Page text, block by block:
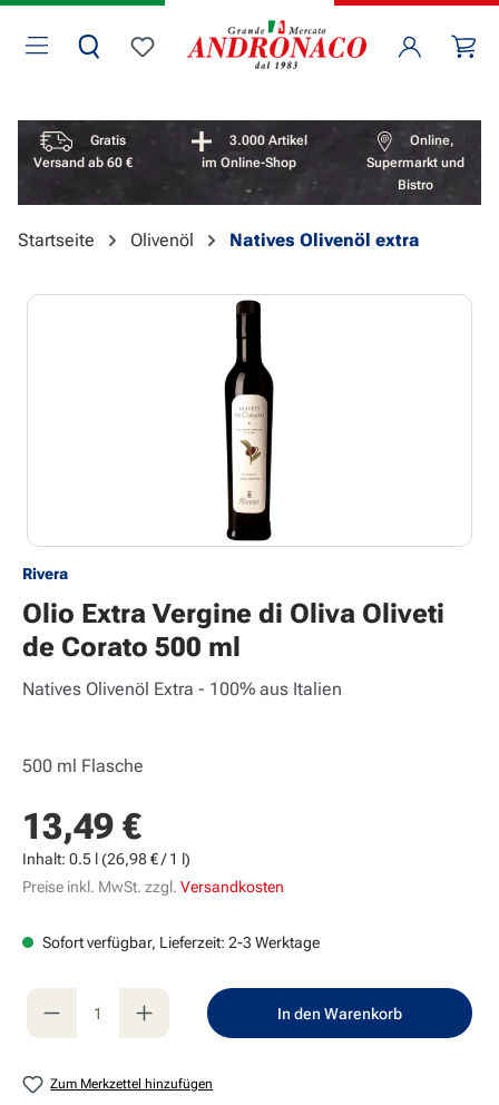
Zum Hauptinhalt springen
Du hast 0 Produkte auf dem Merkzettel
Vorteile überspringen
Gratis
Versand ab 60 €
3.000 Artikel
im Online-Shop
Online,
Supermarkt und
Bistro
Startseite Olivenöl Natives Olivenöl extra
Bildergalerie überspringen
Rivera
Olio Extra Vergine di Oliva Oliveti
de Corato 500 ml
Natives Olivenöl Extra - 100% aus Italien
500 ml Flasche
Regulärer Preis:
13,49 €
Inhalt: 0.5 l(26,98 € / 1 l)
Preise inkl. MwSt. zzgl. Versandkosten
Sofort verfügbar, Lieferzeit: 2-3 Werktage
Produkt Anzahl: Gib den gewünschten
In den Warenkorb
Zum Merkzettel hinzufügen